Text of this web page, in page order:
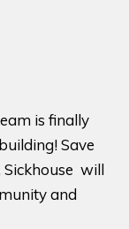
is finally
Save
Sickhouse will
and